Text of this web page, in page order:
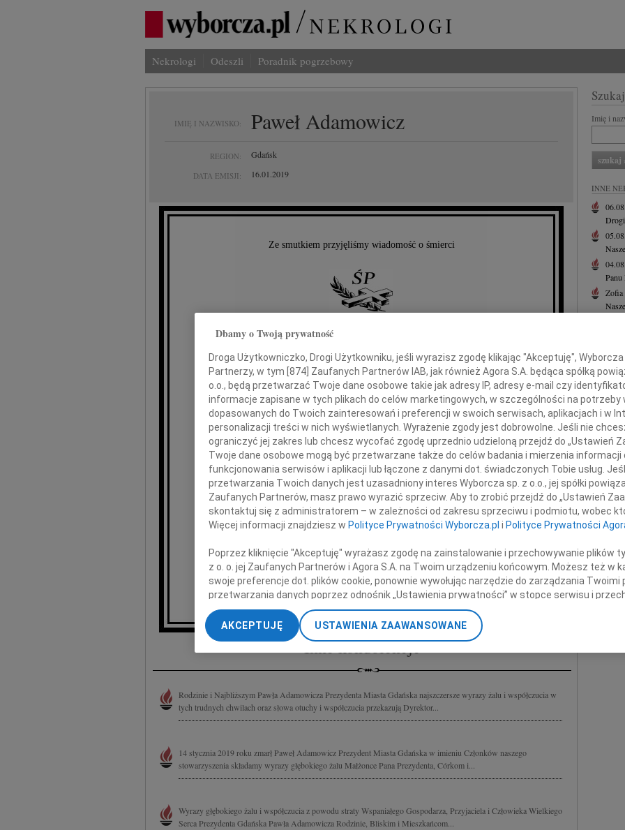
Nekrologi Odeszli Poradnik pogrzebowy
IMIĘ I NAZWISKO: Paweł Adamowicz
REGION: Gdańsk
DATA EMISJI: 16.01.2019
Ze smutkiem przyjęliśmy wiadomość o śmierci
Pawła Adamowicza
długoletniego Prezydenta Miasta Gdańsk
Łączymy się w żalu
z Najbliższą Rodziną, Przyjaciółmi
i Pracownikami Urzędu Miasta Gdańsk
W imieniu Samorządu Gminy Stężyca
Przewodniczący Rady Gminy Stefan Literski
Gminy Stężyca Tomasz Brzoskowski
Inne kondolencje
Rodzinie i Najbliższym Pawła Adamowicza Prezydenta Miasta Gdańska najszczersze wyrazy żalu i współczucia w
tych trudnych chwilach oraz słowa otuchy i współczucia przekazują Dyrektor...
14 stycznia 2019 roku zmarł Paweł Adamowicz Prezydent Miasta Gdańska w imieniu Członków naszego
stowarzyszenia składamy wyrazy głębokiego żalu Małżonce Pana Prezydenta, Córkom i...
Wyrazy głębokiego żalu i współczucia z powodu straty Wspaniałego Gospodarza, Przyjaciela i Człowieka Wielkiego
Serca Prezydenta Gdańska Pawła Adamowicza Rodzinie, Bliskim i Mieszkańcom...
Imię i
INNE
Zofia
Asia
Dbamy o Twoją prywatność
Droga Użytkowniczko, Drogi Użytkowniku, jeśli wyrazisz zgodę klikając "Akceptuję",
Partnerzy, w tym [ 874 ] Zaufanych Partnerów IAB, jak również Agora S.A. będąca spółką
o.o., będą przetwarzać Twoje dane osobowe takie jak adresy IP, adresy e-mail czy
informacje zapisane w tych plikach do celów marketingowych, w szczególności na potrzeby
dopasowanych do Twoich zainteresowań i preferencji w swoich serwisach, aplikacjach i w
personalizacji treści w nich wyświetlanych. Wyrażenie zgody jest dobrowolne. Jeśli nie
ograniczyć jej zakres lub chcesz wycofać zgodę uprzednio udzieloną przejdź do „Ustawień
Twoje dane osobowe mogą być przetwarzane także do celów badania i mierzenia
funkcjonowania serwisów i aplikacji lub łączone z danymi dot. świadczonych Tobie usług.
przetwarzania Twoich danych jest uzasadniony interes Wyborcza sp. z o.o., jej spółki
Zaufanych Partnerów, masz prawo wyrazić sprzeciw. Aby to zrobić przejdź do „Ustawień
skontaktuj się z administratorem – w zależności od zakresu sprzeciwu i podmiotu, wobec
Więcej informacji znajdziesz w Polityce Prywatności Wyborcza.pl i Polityce Prywatności
Poprzez kliknięcie "Akceptuję" wyrażasz zgodę na zainstalowanie i przechowywanie plików
z o. o. jej Zaufanych Partnerów i Agora S.A. na Twoim urządzeniu końcowym. Możesz też w
swoje preferencje dot. plików cookie, ponownie wywołując narzędzie do zarządzania Twoimi
przetwarzania danych poprzez odnośnik „Ustawienia prywatności” w stopce serwisu i
„Ustawienia zaawansowane”. Zmiana ustawień plików cookie możliwa jest także za pomocą
My, nasi Zaufani Partnerzy i Agora S.A. możemy przetwarzać dane osobowe w
dokładnych danych geolokalizacyjnych. Aktywne skanowanie charakterystyki urządzenia do
USTAWIENIA ZAAWANSOWANE
AKCEPTUJĘ